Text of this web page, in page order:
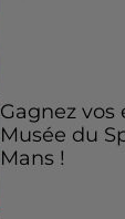
Gagnez vos
Musée du
Mans !